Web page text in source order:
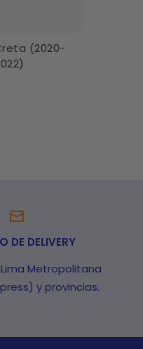
(2020-
DE DELIVERY
Metropolitana
y provincias.